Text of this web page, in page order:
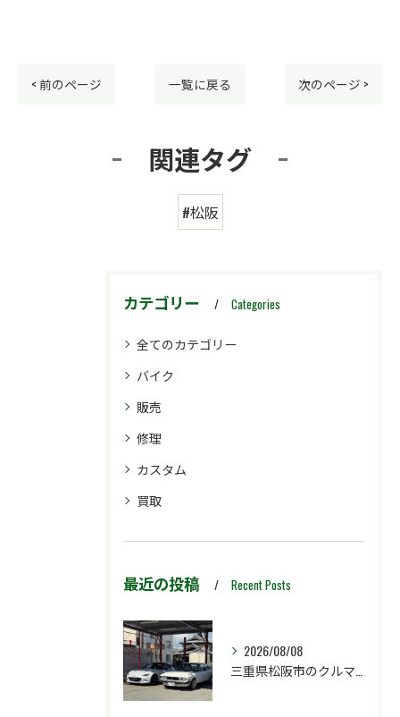
< 前のページ 一覧に戻る 次のページ >
関連タグ
#松阪
カテゴリー Categories
全てのカテゴリー
バイク
販売
修理
カスタム
買取
最近の投稿 Recent Posts
2026/08/08